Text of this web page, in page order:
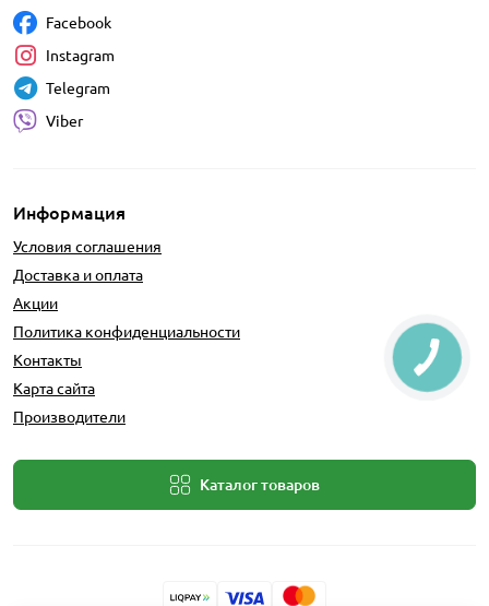
Информация
Условия соглашения
Доставка и оплата
Акции
Политика конфиденциальности
Контакты
Карта сайта
Производители
Каталог товаров
Facebook
Instagram
Telegram
Viber